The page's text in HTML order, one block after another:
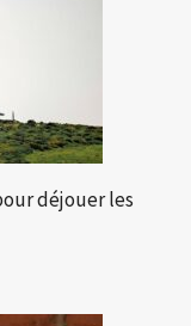
déjouer les